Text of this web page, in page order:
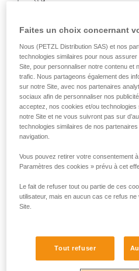
Bavures et arêtes vives
Faites un choix concernant
Nous (PETZL Distribution SAS) et nos
technologies similaires pour nous
Site, pour personnaliser notre contenu et
trafic. Nous partageons également des
sur notre Site, avec nos partenaires
sociaux afin de personnaliser nos
acceptez, nos cookies et/ou
notre Site et ne vous suivront pas sur
technologies similaires de nos
navigation.
Vous pouvez retirer votre consentement
Paramètres des cookies » prévu à cet
Le fait de refuser tout ou partie de ces
utilisateur, mais en aucun cas ce refus
Site.
Tout refuser